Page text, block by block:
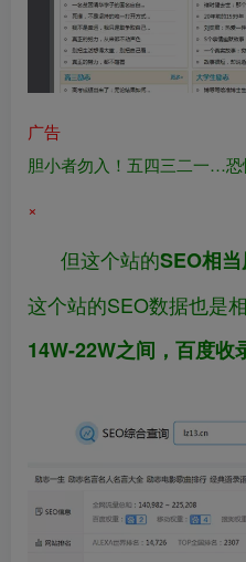
广告
胆小者勿入！五四三二一…恐
×
但这个站的SEO相
这个站的SEO数据也是
14W-22W之间，百度收